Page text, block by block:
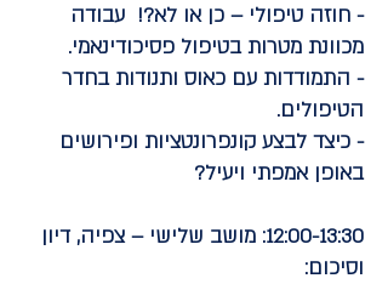
- חוזה טיפולי – כן או לא?! עבודה
מכוונת מטרות בטיפול פסיכודינאמי.
- התמודדות עם כאוס ותנודות בחדר
הטיפולים.
- כיצד לבצע קונפרונטציות ופירושים
באופן אמפתי ויעיל?
12:00-13:30: מושב שלישי – צפיה, דיון
וסיכום: